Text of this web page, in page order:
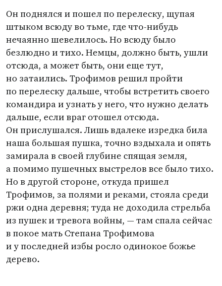
Он поднялся и пошел по перелеску, щупая
штыком всюду во тьме, где что-нибудь
нечаянно шевелилось. Но всюду было
безлюдно и тихо. Немцы, должно быть, ушли
отсюда, а может быть, они еще тут,
но затаились. Трофимов решил пройти
по перелеску дальше, чтобы встретить своего
командира и узнать у него, что нужно делать
дальше, если враг отошел отсюда.
Он прислушался. Лишь вдалеке изредка била
наша большая пушка, точно вздыхала и опять
замирала в своей глубине спящая земля,
а помимо пушечных выстрелов все было тихо.
Но в другой стороне, откуда пришел
Трофимов, за полями и реками, стояла среди
ржи одна деревня; туда не доходила стрельба
из пушек и тревога войны, — там спала сейчас
в покое мать Степана Трофимова
и у последней избы росло одинокое божье
дерево.